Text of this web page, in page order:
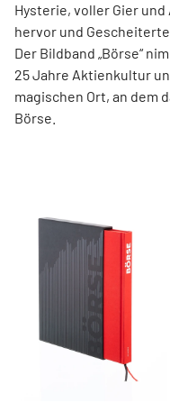
Hysterie, ­voller Gier
hervor und
Der Bildband ­„Börse“
25 Jahre Aktienkultur
magischen Ort, an dem
Börse.